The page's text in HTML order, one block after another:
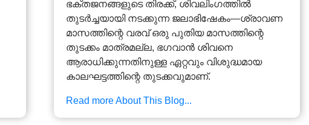
ഭക്തജനങ്ങളുടെ തിരക്ക്, ശിവലിംഗത്തിൽ
തുടർച്ചയായി നടക്കുന്ന ജലാഭിഷേകം—ശ്രാവണ
മാസത്തിന്റെ വരവ് ഒരു പുതിയ മാസത്തിന്റെ
തുടക്കം മാത്രമല്ല, ഭഗവാൻ ശിവനെ
ആരാധിക്കുന്നതിനുള്ള ഏറ്റവും വിശുദ്ധമായ
കാലഘട്ടത്തിന്റെ തുടക്കവുമാണ്.
Read more About This Blog...